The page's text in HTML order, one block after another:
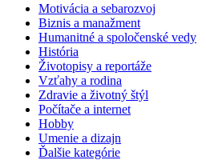
Motivácia a sebarozvoj
Biznis a manažment
Humanitné a spoločenské vedy
História
Životopisy a reportáže
Vzťahy a rodina
Zdravie a životný štýl
Počítače a internet
Hobby
Umenie a dizajn
Ďalšie kategórie